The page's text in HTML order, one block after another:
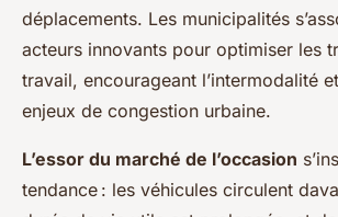
déplacements. Les municipalités
acteurs innovants pour optimiser les
travail, encourageant l’intermodalité
enjeux de congestion urbaine.
L’essor du marché de l’occasion
tendance : les véhicules circulent